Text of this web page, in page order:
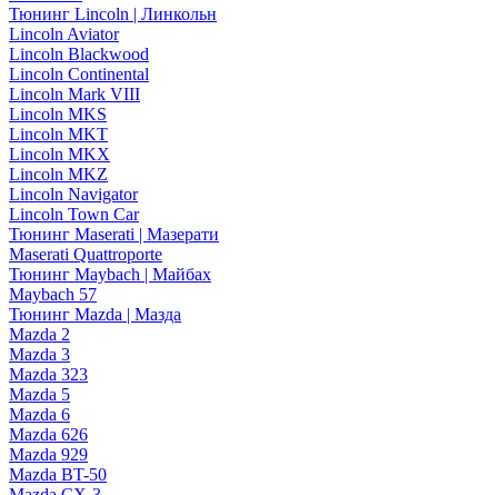
Тюнинг Lincoln | Линкольн
Lincoln Aviator
Lincoln Blackwood
Lincoln Continental
Lincoln Mark VIII
Lincoln MKS
Lincoln MKT
Lincoln MKX
Lincoln MKZ
Lincoln Navigator
Lincoln Town Car
Тюнинг Maserati | Мазерати
Maserati Quattroporte
Тюнинг Maybach | Майбах
Maybach 57
Тюнинг Mazda | Мазда
Mazda 2
Mazda 3
Mazda 323
Mazda 5
Mazda 6
Mazda 626
Mazda 929
Mazda BT-50